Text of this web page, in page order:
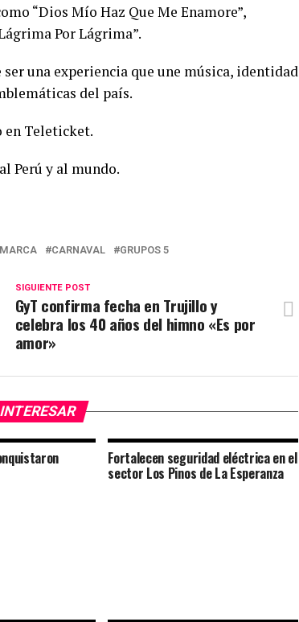
“Dios Mío Haz Que Me Enamore”,
Por Lágrima”.
una experiencia que une música, identidad
del país.
en Teleticket.
Perú y al mundo.
CARNAVAL GRUPOS 5
SIGUIENTE POST
GyT confirma fecha en Trujillo y
celebra los 40 años del himno «Es por
amor»
Fortalecen seguridad eléctrica en el
sector Los Pinos de La Esperanza